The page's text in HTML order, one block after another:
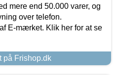
mere end 50.000 varer, og
over telefon.
E-mærket. Klik her for at se
på Frishop.dk